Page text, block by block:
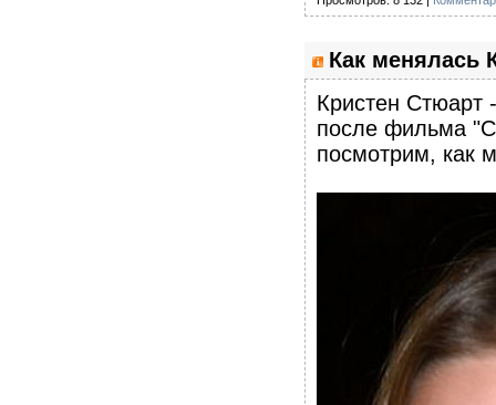
Как менялась
Кристен Стюарт
после фильма
посмотрим, как